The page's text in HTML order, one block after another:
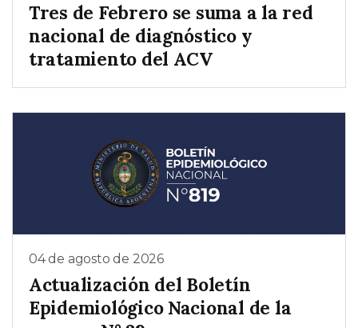
Tres de Febrero se suma a la red
nacional de diagnóstico y
tratamiento del ACV
04 de agosto de 2026
Actualización del Boletín
Epidemiológico Nacional de la